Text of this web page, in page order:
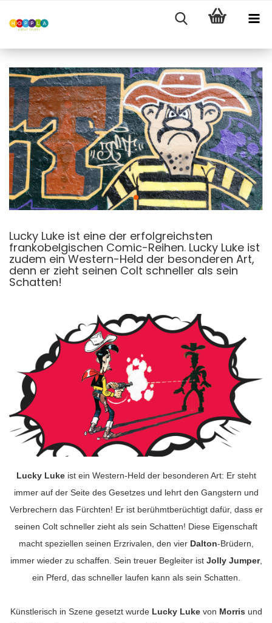
Lucky Luke ist eine der erfolgreichsten
frankobelgischen Comic-Reihen. Lucky Luke ist
zudem ein Western-Held der besonderen Art,
denn er zieht seinen Colt schneller als sein
Schatten!
Lucky Lukeist ein Western-Held der besonderen Art: Er steht
immer auf der Seite des Gesetzes und lehrt den Gangstern und
Verbrechern das Fürchten! Er ist berühmtberüchtigt dafür, dass er
seinen Colt schneller zieht als sein Schatten! Diese Eigenschaft
macht speziellen seinen Erzrivalen, den vier Dalton-Brüdern,
immer wieder zu schaffen. Sein treuer Begleiter ist Jolly Jumper,
ein Pferd, das schneller laufen kann als sein Schatten.
Künstlerisch in Szene gesetzt wurde Lucky Lukevon Morris und